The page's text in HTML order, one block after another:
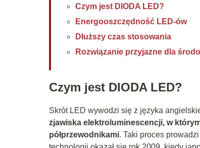
Czym jest DIODA LED?
Energooszczędność LED-ów
Dłuższy czas stosowania
Rozwiązanie przyjazne dla
Czym jest DIODA LED?
Skrót LED wywodzi się z języka
zjawiska elektroluminescencji, w
półprzewodnikami. Taki proces